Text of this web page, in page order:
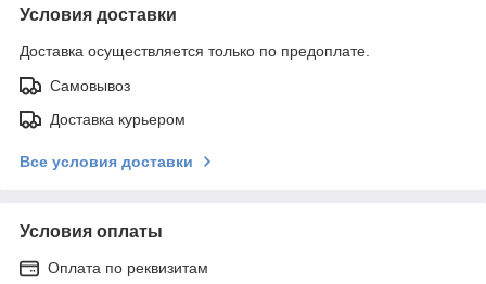
Условия доставки
Доставка осуществляется только по предоплате.
Самовывоз
Доставка курьером
Все условия доставки
Условия оплаты
Оплата по реквизитам